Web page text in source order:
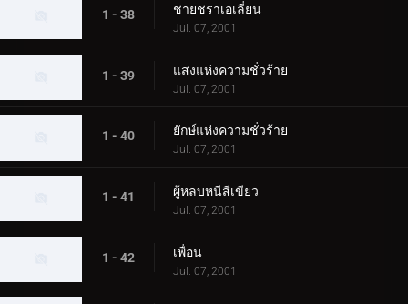
1 - 38 ชายชราเอเลี่ยน
Jul. 07, 2001
1 - 39 แสงแห่งความชั่วร้าย
Jul. 07, 2001
1 - 40 ยักษ์แห่งความชั่วร้าย
Jul. 07, 2001
1 - 41 ผู้หลบหนีสีเขียว
Jul. 07, 2001
1 - 42 เพื่อน
Jul. 07, 2001